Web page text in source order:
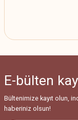
E-bülten
Bültenimize kayıt olun,
haberiniz olsun!